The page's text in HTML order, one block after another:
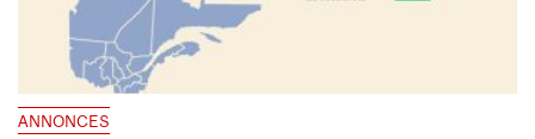
ANNONCES